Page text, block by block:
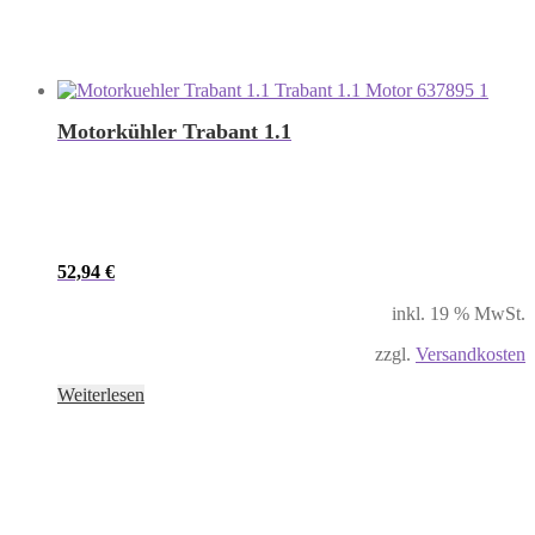
Motorkühler Trabant 1.1
52,94 €
inkl. 19 % MwSt.
zzgl. Versandkosten
Weiterlesen